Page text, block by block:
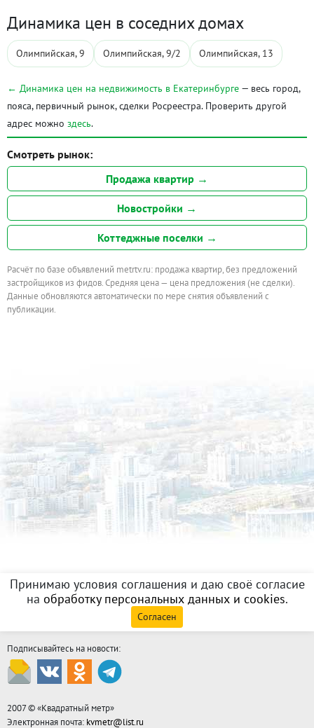
Динамика цен в соседних домах
Олимпийская, 9 Олимпийская, 9/2 Олимпийская, 13
← Динамика цен на недвижимость в Екатеринбурге — весь город,
пояса, первичный рынок, сделки Росреестра. Проверить другой
адрес можно здесь.
Смотреть рынок:
Продажа квартир →
Новостройки →
Коттеджные поселки →
Расчёт по базе объявлений metrtv.ru: продажа квартир, без предложений
застройщиков из фидов. Средняя цена — цена предложения (не сделки).
Данные обновляются автоматически по мере снятия объявлений с
публикации.
Принимаю условия соглашения и даю своё согласие
на обработку персональных данных и cookies.
Согласен
Подписывайтесь на новости:
2007 © «Квадратный метр»
Электронная почта: kvmetr@list.ru